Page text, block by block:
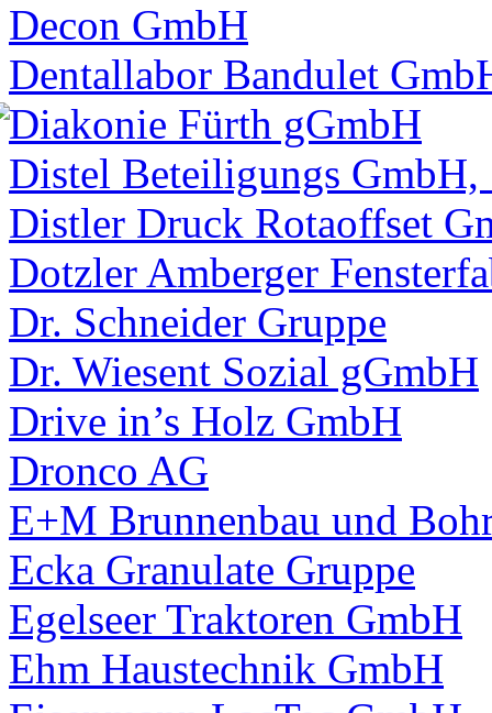
Decon GmbH
Dentallabor Bandulet
Diakonie Fürth gGmbH
Distel Beteiligungs
Distler Druck Rotaoffset
Dotzler Amberger
Dr. Schneider Gruppe
Dr. Wiesent Sozial gGmbH
Drive in’s Holz GmbH
Dronco AG
E+M Brunnenbau und
Ecka Granulate Gruppe
Egelseer Traktoren GmbH
Ehm Haustechnik GmbH